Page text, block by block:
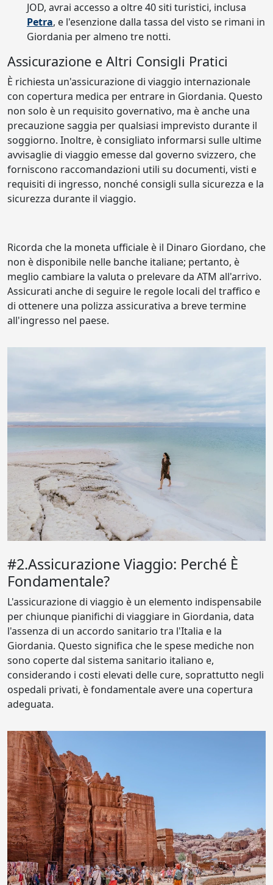
JOD, avrai accesso a oltre 40 siti turistici, inclusa
Petra, e l'esenzione dalla tassa del visto se rimani in
Giordania per almeno tre notti.
Assicurazione e Altri Consigli Pratici
È richiesta un'assicurazione di viaggio internazionale
con copertura medica per entrare in Giordania. Questo
non solo è un requisito governativo, ma è anche una
precauzione saggia per qualsiasi imprevisto durante il
soggiorno. Inoltre, è consigliato informarsi sulle ultime
avvisaglie di viaggio emesse dal governo svizzero, che
forniscono raccomandazioni utili su documenti, visti e
requisiti di ingresso, nonché consigli sulla sicurezza e la
sicurezza durante il viaggio.
Ricorda che la moneta ufficiale è il Dinaro Giordano, che
non è disponibile nelle banche italiane; pertanto, è
meglio cambiare la valuta o prelevare da ATM all'arrivo.
Assicurati anche di seguire le regole locali del traffico e
di ottenere una polizza assicurativa a breve termine
all'ingresso nel paese.
#2.Assicurazione Viaggio: Perché È
Fondamentale?
L'assicurazione di viaggio è un elemento indispensabile
per chiunque pianifichi di viaggiare in Giordania, data
l'assenza di un accordo sanitario tra l'Italia e la
Giordania. Questo significa che le spese mediche non
sono coperte dal sistema sanitario italiano e,
considerando i costi elevati delle cure, soprattutto negli
ospedali privati, è fondamentale avere una copertura
adeguata.